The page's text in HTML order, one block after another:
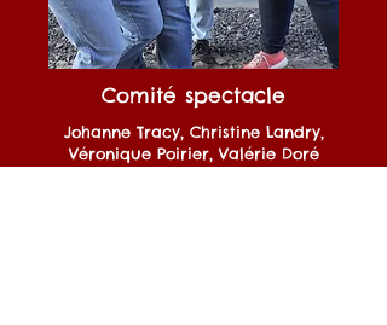
Comité spectacle
Johanne Tracy, Christine Landry,
Véronique Poirier, Valérie Doré